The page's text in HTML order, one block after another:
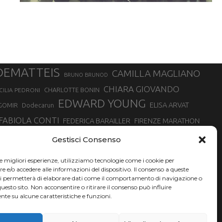
Gestisci Consenso
migliori esperienze, utilizziamo tecnologie come i cookie per
e/o accedere alle informazioni del dispositivo. Il consenso a queste
permetterà di elaborare dati come il comportamento di navigazione o
sito. Non acconsentire o ritirare il consenso può influire
su alcune caratteristiche e funzioni.
BRUNO BRUNOD CAMILLA MAGLIANO
PEDRONI CHARLOTTE BONIN CHIARA GIOVANDO
Dodecarun EDWARD YOUNG ELISA ARVAT
FABIOLA CONTI FEDERICA BARAILLER FIRENZE MARATHON
GIOVANNA EPIS GIULIANO CAVALLO
DI TORINO MARATONINA MARCELLA BELLETTI MARCO OLMO
MONVISO VERTICAL RACE NADIA BATTOCLETTI
BONALDI SILVIA RAMPAZZO